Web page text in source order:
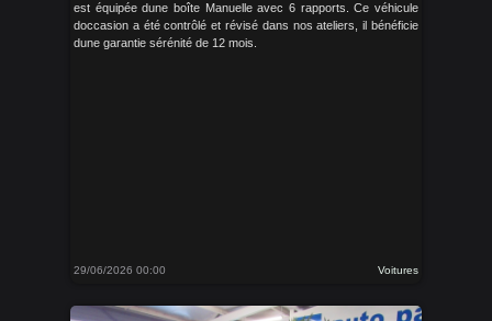
est équipée dune boîte Manuelle avec 6 rapports. Ce véhicule
doccasion a été contrôlé et révisé dans nos ateliers, il bénéficie
dune garantie sérénité de 12 mois.
29/06/2026 00:00 Voitures